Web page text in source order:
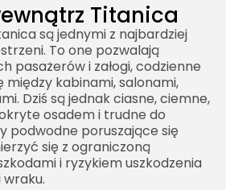
Titanica
są jednymi z najbardziej
To one pozwalają
pasażerów i załogi, codzienne
między kabinami, salonami,
Dziś są jednak ciasne, ciemne,
osadem i trudne do
podwodne poruszające się
się z ograniczoną
i ryzykiem uszkodzenia
wraku.